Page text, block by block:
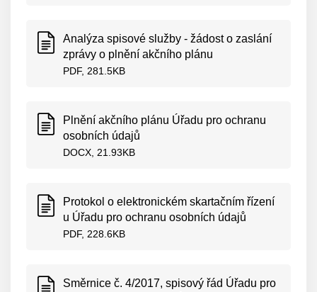
Analýza spisové služby - žádost o zaslání
zprávy o plnění akčního plánu
PDF, 281.5KB
Plnění akčního plánu Úřadu pro ochranu
osobních údajů
DOCX, 21.93KB
Protokol o elektronickém skartačním řízení
u Úřadu pro ochranu osobních údajů
PDF, 228.6KB
Směrnice č. 4/2017, spisový řád Úřadu pro